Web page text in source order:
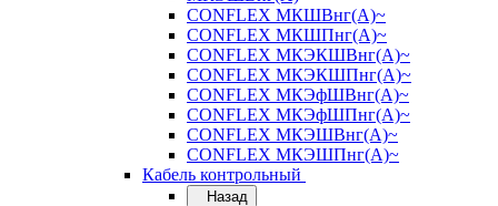
CONFLEX МКШВнг(А)~
CONFLEX МКШПнг(А)~
CONFLEX МКЭКШВнг(А)~
CONFLEX МКЭКШПнг(А)~
CONFLEX МКЭфШВнг(А)~
CONFLEX МКЭфШПнг(А)~
CONFLEX МКЭШВнг(А)~
CONFLEX МКЭШПнг(А)~
Кабель контрольный
Назад